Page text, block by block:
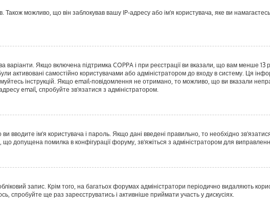
можливо, що він заблокував вашу IP-адресу або ім'я користувача, яке ви
варіанти. Якщо включена підтримка COPPA і при реєстрації ви вказали, що вам менше 13
активовані самостійно користувачами або адміністратором до входу в систему. Ця
інструкцій. Якщо email-повідомлення не отримано, то можливо, що ви вказали
email, спробуйте зв'язатися з адміністратором.
вводите ім'я користувача і пароль. Якщо дані введені правильно, то необхідно
допущена помилка в конфігурації форуму, зв'яжіться з адміністратором для
запис. Крім того, на багатьох форумах адміністратори періодично видаляють
ще раз зареєструватись і активніше приймати участь у дискусіях.